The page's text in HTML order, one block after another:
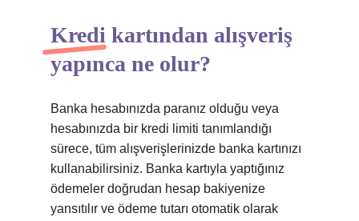
Kredi kartından alışveriş
yapınca ne olur?
Banka hesabınızda paranız olduğu veya
hesabınızda bir kredi limiti tanımlandığı
sürece, tüm alışverişlerinizde banka kartınızı
kullanabilirsiniz. Banka kartıyla yaptığınız
ödemeler doğrudan hesap bakiyenize
yansıtılır ve ödeme tutarı otomatik olarak